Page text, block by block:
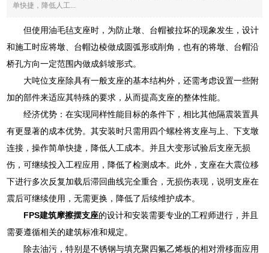
单快捷，降低人工...
但使用油毛毡支座时，为防止墩、台帽被拉坏的现象发生，设计
和施工时应将墩、台帽边棱做成圆弧形或削角，也有的将墩、台帽沿
桥孔方向一定范围内做成斜坡形式。
大吨位支座除具有一般支座的基本结构外，还需考虑设置一些附
加的部件来适应其特殊的要求，从而提高支座的整体性能。
经济优势：在实现同样性能目标的条件下，相比其他隔震装置具
有更显著的成本优势。其安装时只需用四个螺栓将支座与上、下支墩
连接，操作简单快捷，降低人工成本。并且大变形试验后支座无损
伤，可继续投入工程应用，降低了检测成本。此外，支座在大震位移
下进行多次反复加载后滞回曲线完全重合，无损伤表现，说明支座在
震后可继续使用，无需更换，降低了后续维护成本。
FPS建筑摩擦摆支座的设计和安装需要专业的工程师进行，并且
需要遵循相关的建筑标准和规定。
除去油污，特别是不锈钢与填充聚四氟乙烯板的相对滑移面应用